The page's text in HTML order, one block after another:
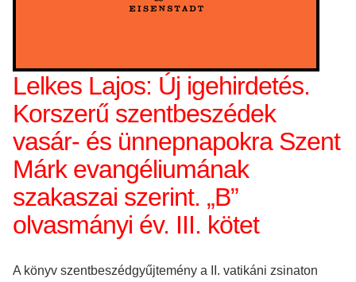
Lelkes Lajos: Új igehirdetés.
Korszerű szentbeszédek
vasár- és ünnepnapokra Szent
Márk evangéliumának
szakaszai szerint. „B”
olvasmányi év. III. kötet
A könyv szentbeszédgyűjtemény a II. vatikáni zsinaton